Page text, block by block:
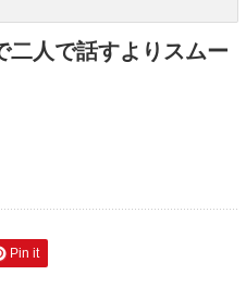
二人で話すよりスムー
Pin it